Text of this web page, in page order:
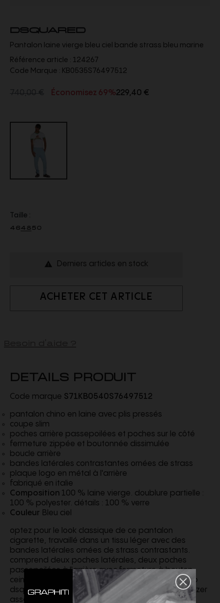
DSQUARED
Pantalon laine vierge bleu ciel bande strass bleu marine
Référence article : 124267
Code Marque : KB0535S76497512
Économisez 69%229,40 €
Taille :
464850
 Derniers articles en stock
ACHETER CET ARTICLE
DETAILS PRODUIT
Code marque S71KB0540S76497512
pantalon chino en laine avec plis pressés
coupe slim
poches arrière passepoilées et poches sur le côté
fermeture zippée et boutonnée dissimulée
boucle arrière
bandes latérales contrastantes ornées de strass
plaque logo en métal à l'arrière
fabriqué en italie
Composition 100 % laine vierge. doublure partielle :
100 % polyester. détails : 100 % verre
Couleur Bleu ciel
optez pour le look classique de ce pantalon
cigarette, travaillé dans un tissu léger avec des
bandes latérales ornées de strass contrastants.
comprend deux poches latérales, deux poches
passepoilées à l'arrière avec fermeture à bouton,
ceinture avec passants de ceinture et plaque logo
dsquared2 en métal à l'arrière. associez-le au blazer
assorti pour un look classique ou à un t-shirt